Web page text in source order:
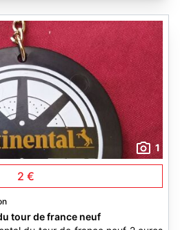
1
2 €
tour de france neuf